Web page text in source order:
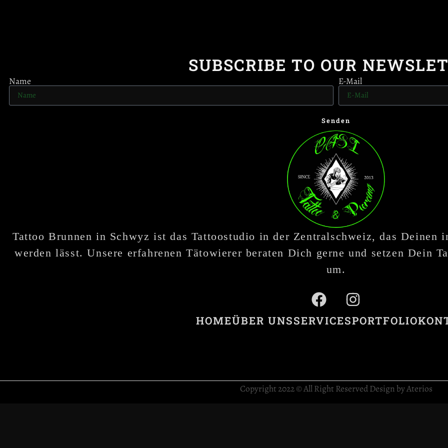
SUBSCRIBE TO OUR
Name E-Mail
Senden
Tattoo Brunnen in Schwyz ist das Tattoostudio in der Zentralschweiz, das
werden lässt. Unsere erfahrenen Tätowierer beraten Dich gerne und setzen Dein
um.
HOMEÜBER UNSSERVICESPORTFOLIO
Copyright 2022 © All Right Reserved Design by Aterios